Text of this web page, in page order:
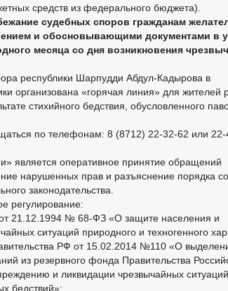
средств из федерального бюджета).
судебных споров гражданам
и обосновывающими документами в
месяца со дня возникновения
республики Шарпудди Абдул-Кадырова в
организована «горячая линия» для жителей
стихийного бедствия, обусловленного
по телефонам: 8 (8712) 22-32-62 или 22-
является оперативное принятие обращений
нарушенных прав и разъяснение порядка
законодательства.
регулирование:
21.12.1994 № 68-ФЗ «О защите населения и
ситуаций природного и техногенного
РФ от 15.02.2014 №110 «О
из резервного фонда Правительства
и ликвидации чрезвычайных
бедствий»;